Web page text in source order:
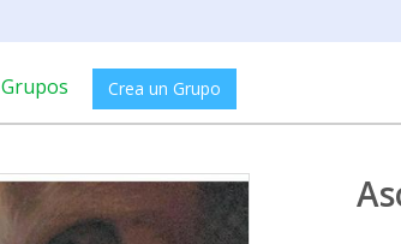
Grupos Crea un Grupo